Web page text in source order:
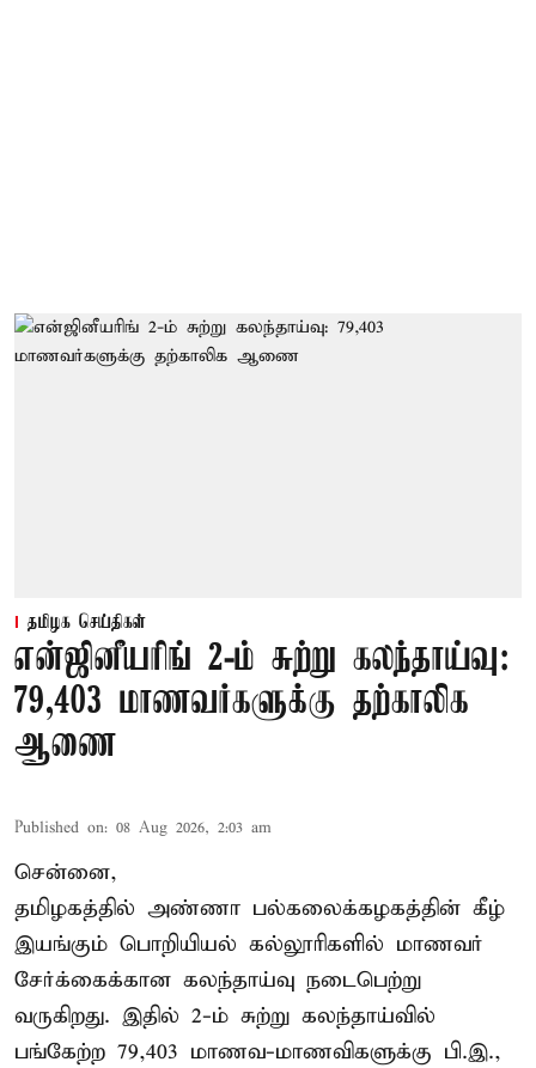
தமிழக செய்திகள்
என்ஜினீயரிங் 2-ம் சுற்று கலந்தாய்வு:
79,403 மாணவர்களுக்கு தற்காலிக
ஆணை
Published on: 08 Aug 2026, 2:03 am
சென்னை,
தமிழகத்தில் அண்ணா பல்கலைக்கழகத்தின் கீழ்
இயங்கும் பொறியியல் கல்லூரிகளில் மாணவர்
சேர்க்கைக்கான கலந்தாய்வு நடைபெற்று
வருகிறது. இதில் 2-ம் சுற்று கலந்தாய்வில்
பங்கேற்ற 79,403 மாணவ-மாணவிகளுக்கு பி.இ.,